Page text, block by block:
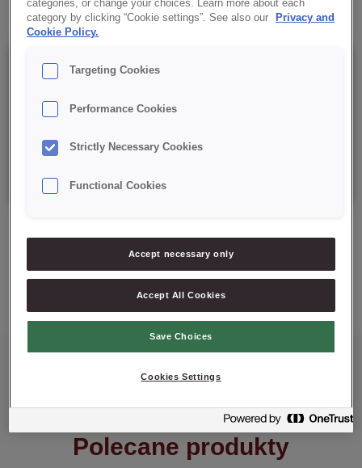
Szczegóły
ZAPYTAJ O PRODUKT
Polecane produkty
categories, or change your choices. Learn more about each
category by clicking “Cookie settings”. See also our
Privacy and
Cookie Policy.
Targeting Cookies
Performance Cookies
Strictly Necessary Cookies
Functional Cookies
Accept necessary only
Accept All Cookies
Save Choices
Cookies Settings